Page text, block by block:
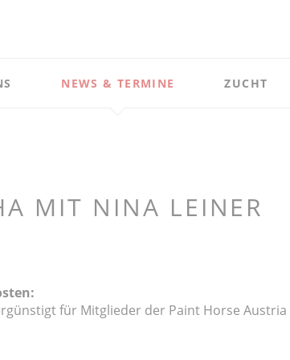
NEWS & TERMINE ZUCHT
Futurity
MIT NINA LEINER
für Mitglieder der Paint Horse Austria